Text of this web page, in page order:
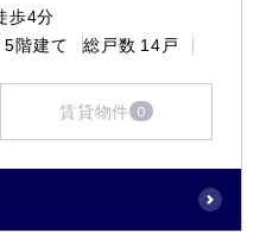
歩4分
5階建て 総戸数 14戸
賃貸物件 0